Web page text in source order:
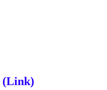
(Link)